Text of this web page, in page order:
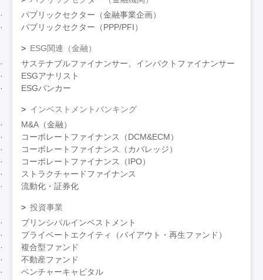
パブリックセクター（金融事業企画）
パブリックセクター（PPP/PFI）
ESG関連（金融）
サステナブルファイナンサー、インパクトファイナンサー
ESGアナリスト
ESGバンカー
インベストメントバンキング
M&A（金融）
コーポレートファイナンス（DCM&ECM）
コーポレートファイナンス（カバレッジ）
コーポレートファイナンス（IPO）
ストラクチャードファイナンス
流動化・証券化
投資事業
プリンシパルインベストメント
プライベートエクイティ（バイアウト・再生ファンド）
複合型ファンド
不動産ファンド
ベンチャーキャピタル